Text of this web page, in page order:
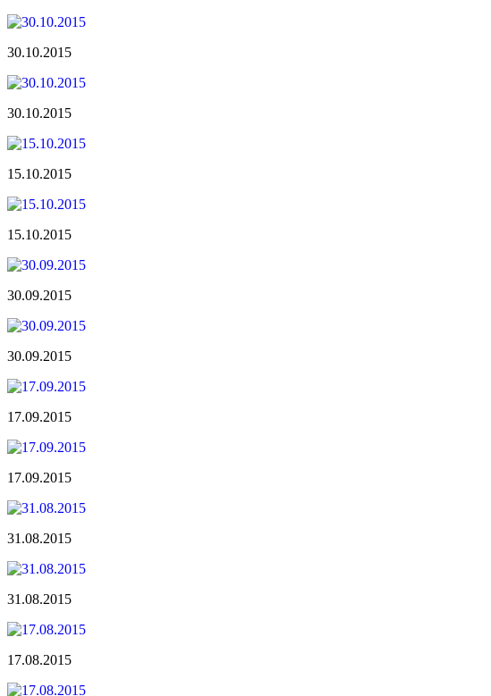
30.10.2015
30.10.2015
15.10.2015
15.10.2015
30.09.2015
30.09.2015
17.09.2015
17.09.2015
31.08.2015
31.08.2015
17.08.2015